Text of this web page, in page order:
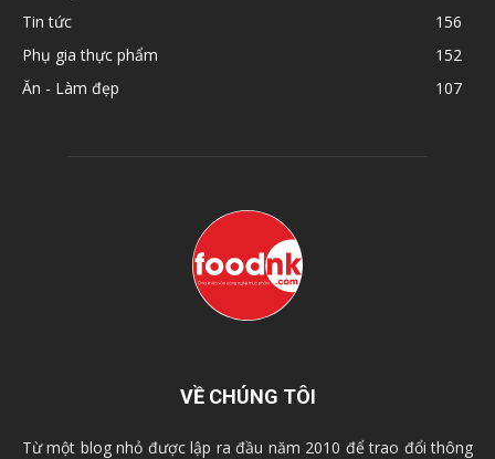
Tin tức
156
Phụ gia thực phẩm
152
Ăn - Làm đẹp
107
VỀ CHÚNG TÔI
Từ một blog nhỏ được lập ra đầu năm 2010 để trao đổi thông